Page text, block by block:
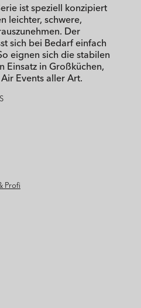
ist speziell konzipiert
leichter, schwere,
Der
sich bei Bedarf einfach
eignen sich die stabilen
Einsatz in Großküchen,
Events aller Art.
Profi